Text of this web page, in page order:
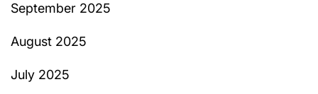
September 2025
August 2025
July 2025